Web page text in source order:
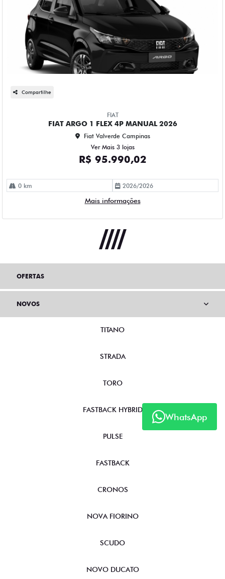
FIAT ARGO 1 FLEX 4P MANUAL 2026
Fiat Valverde Campinas
Ver Mais 3 lojas
R$ 95.990,02
Mais informações
WhatsApp
OFERTAS
NOVOS
TITANO
STRADA
TORO
FASTBACK HYBRID
PULSE
FASTBACK
CRONOS
NOVA FIORINO
SCUDO
NOVO DUCATO